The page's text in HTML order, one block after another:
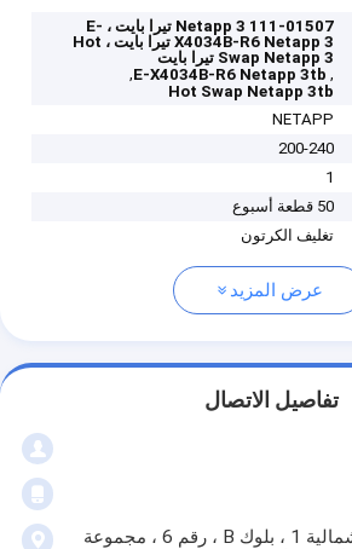
111-01507 Netapp 3 تيرا بايت ، E-
X4034B-R6 Netapp 3 تيرا بايت ، Hot
Swap Netapp 3 تيرا بايت
,
E-X4034B-R6 Netapp 3tb
,
Hot Swap Netapp 3tb
NETAPP
200-240
1
50 قطعة أسبوع
تغليف الكرتون
عرض المزيد
تفاصيل الاتصال
Room302 ، البوابة الشمالية 1 ، بلوك B ، رقم 6 ، مجموعة